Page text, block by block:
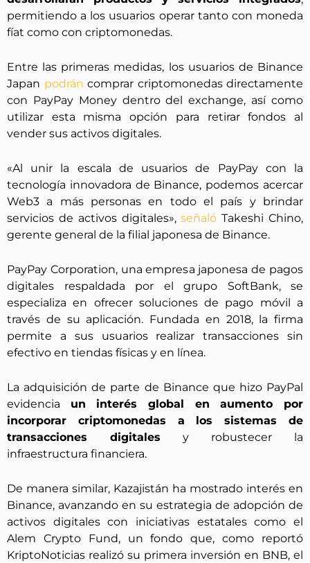
permitiendo a los usuarios operar tanto con moneda
fíat como con criptomonedas.
Entre las primeras medidas, los usuarios de Binance
Japan podrán comprar criptomonedas directamente
con PayPay Money dentro del exchange, así como
utilizar esta misma opción para retirar fondos al
vender sus activos digitales.
«Al unir la escala de usuarios de PayPay con la
tecnología innovadora de Binance, podemos acercar
Web3 a más personas en todo el país y brindar
servicios de activos digitales»,señalóTakeshi Chino,
gerente general de la filial japonesa de Binance.
PayPay Corporation, una empresa japonesa de pagos
digitales respaldada por el grupo SoftBank, se
especializa en ofrecer soluciones de pago móvil a
través de su aplicación. Fundada en 2018, la firma
permite a sus usuarios realizar transacciones sin
efectivo en tiendas físicas y en línea.
La adquisición de parte de Binance que hizo PayPal
evidencia un interés global en aumento por
incorporar criptomonedas a los sistemas de
transacciones digitales y robustecer la
infraestructura financiera.
De manera similar, Kazajistán ha mostrado interés en
Binance, avanzando en su estrategia de adopción de
activos digitales con iniciativas estatales como el
Alem Crypto Fund, un fondo que, como reportó
KriptoNoticias realizó su primera inversión en BNB, el